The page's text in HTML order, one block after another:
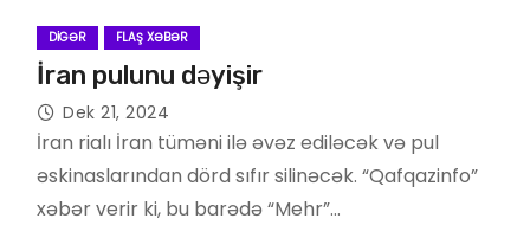
DIGƏR FLAŞ XƏBƏR
İran pulunu dəyişir
Dek 21, 2024
İran rialı İran tüməni ilə əvəz ediləcək və pul
əskinaslarından dörd sıfır silinəcək. “Qafqazinfo”
xəbər verir ki, bu barədə “Mehr”…